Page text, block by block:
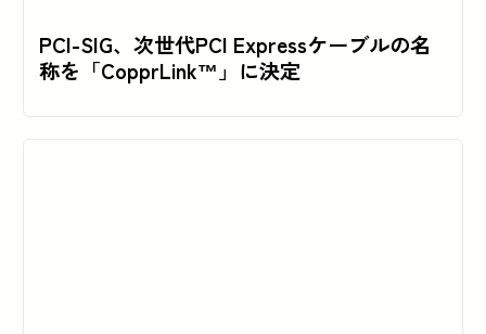
PCI-SIG、次世代PCI Expressケーブルの名
称を「CopprLink™」に決定